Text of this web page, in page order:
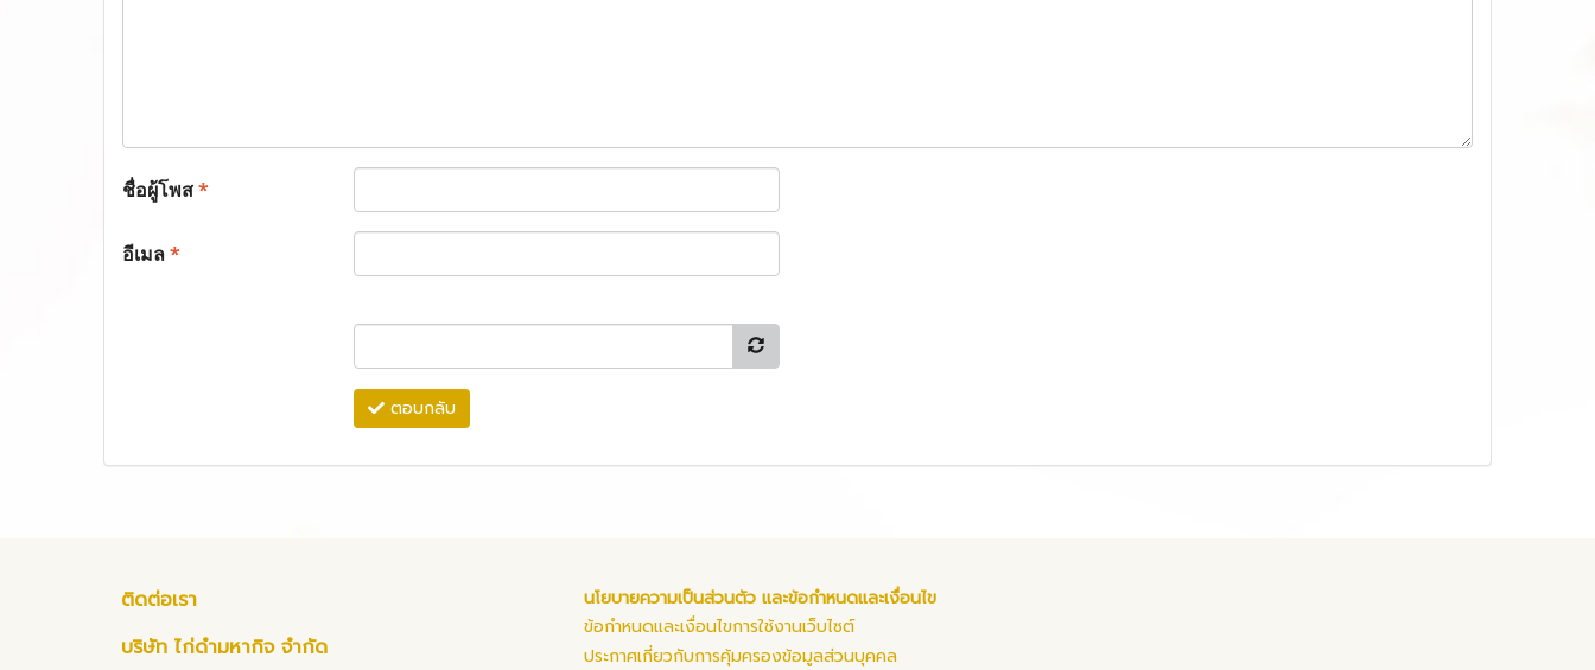
ชื่อผู้โพส*
อีเมล*
ตอบกลับ
ติดต่อเรา
บริษัท ไก่ดำมหากิจ จำกัด
นโยบายความเป็นส่วนตัว และข้อกำหนดและเงื่อนไข
ข้อกำหนดและเงื่อนไขการใช้งานเว็บไซต์
ประกาศเกี่ยวกับการคุ้มครองข้อมูลส่วนบุคคล